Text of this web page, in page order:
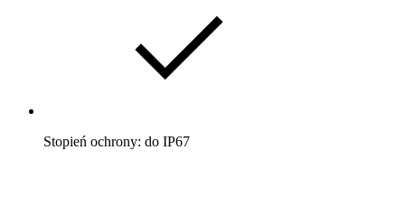
Stopień ochrony: do IP67